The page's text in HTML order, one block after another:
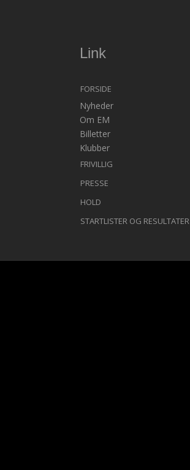
Link
FORSIDE
Nyheder
Om EM
Billetter
Klubber
FRIVILLIG
PRESSE
HOLD
STARTLISTER OG RESULTATER